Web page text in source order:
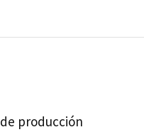
de producción